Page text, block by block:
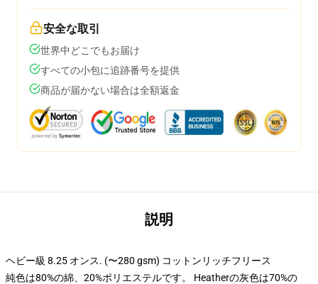
安全な取引
世界中どこでもお届け
すべての小包に追跡番号を提供
商品が届かない場合は全額返金
説明
ヘビー級 8.25 オンス. (〜280 gsm) コットンリッチフリース
純色は80%の綿、20%ポリエステルです。 Heatherの灰色は70%の